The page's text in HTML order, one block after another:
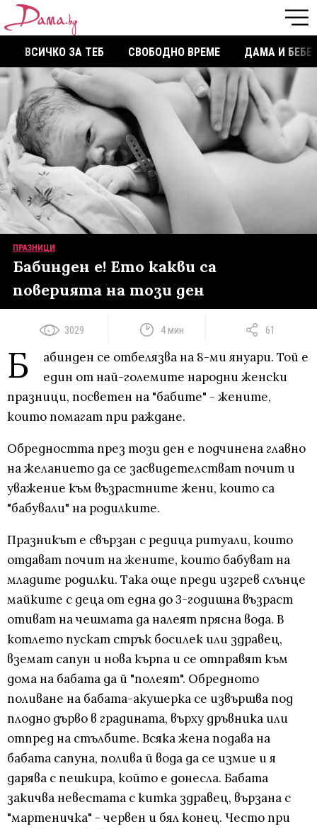
ВСИЧКО ЗА ТЕБ СВОБОДНО ВРЕМЕ ДАМА И БЕБЕ
ПРАЗНИЦИ
Бабинден е! Ето какви са
поверията на този ден
3029 4 мин 61
Б
абинден се отбелязва на 8-ми януари. Той е
един от най-големите народни женски
празници, посветен на "бабите" - жените,
които помагат при раждане.
Обредността през този ден е подчинена главно
на желанието да се засвидетелстват почит и
уважение към възрастните жени, които са
"бабували" на родилките.
Празникът е свързан с редица ритуали, които
отдават почит на жените, които бабуват на
младите родилки. Така още преди изгрев слънце
майките с деца от една до 3-годишна възраст
отиват на чешмата да налеят прясна вода. В
котлето пускат стрък босилек или здравец,
вземат сапун и нова кърпа и се отправят към
дома на бабата да й "полеят". Обредното
поливане на бабата-акушерка се извършва под
плодно дърво в градината, върху дръвника или
отпред на стълбите. Всяка жена подава на
бабата сапуна, полива й вода да се измие и я
дарява с пешкира, който е донесла. Бабата
закичва невестата с китка здравец, вързана с
"мартеничка" - червен и бял конец. Често при